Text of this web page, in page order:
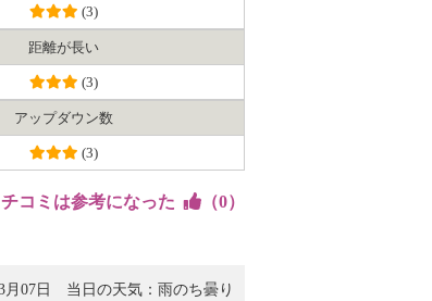
(3)
距離が長い
(3)
アップダウン数
(3)
コミは参考になった （0）
月07日 当日の天気：雨のち曇り